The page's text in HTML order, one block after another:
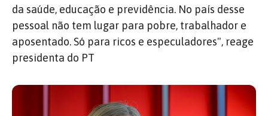
da saúde, educação e previdência. No país desse
pessoal não tem lugar para pobre, trabalhador e
aposentado. Só para ricos e especuladores", reage
presidenta do PT